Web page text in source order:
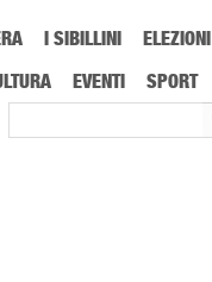
I SIBILLINI ELEZIONI
EVENTI SPORT